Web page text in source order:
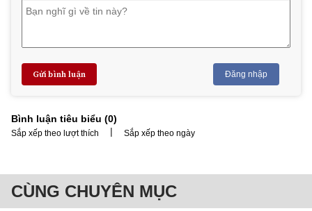
Gửi bình luận Đăng nhập
Bình luận tiêu biểu (0)
Sắp xếp theo lượt thích | Sắp xếp theo ngày
CÙNG CHUYÊN MỤC